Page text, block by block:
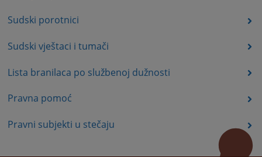
Sudski porotnici
Sudski vještaci i tumači
Lista branilaca po službenoj dužnosti
Pravna pomoć
Pravni subjekti u stečaju